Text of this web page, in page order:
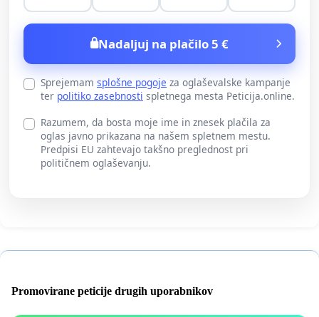
Nadaljuj na plačilo 5 €
Sprejemam splošne pogoje za oglaševalske kampanje
ter politiko zasebnosti spletnega mesta Peticija.online.
Razumem, da bosta moje ime in znesek plačila za
oglas javno prikazana na našem spletnem mestu.
Predpisi EU zahtevajo takšno preglednost pri
političnem oglaševanju.
Promovirane peticije drugih uporabnikov